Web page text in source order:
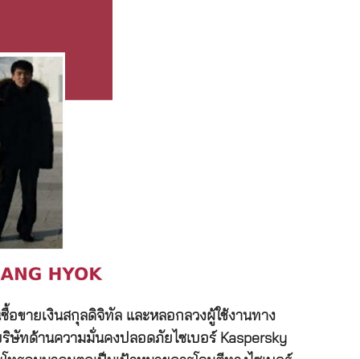
ขายเงินสกุลดิจิทัล และหลอกลวงผู้ใช้งานทาง
ษัทด้านความมั่นคงปลอดภัยไซเบอร์ Kaspersky